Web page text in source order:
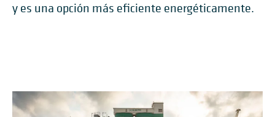
y es una opción más eficiente energéticamente.